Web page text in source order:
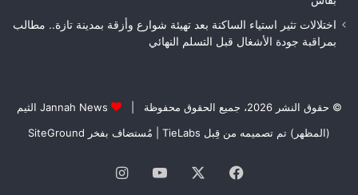
اختلالات تثير استياء الساكنة بعد تهيئة شوارع وأزقة بمدينة تازة.. مطالب
بمراقبة جودة الأشغال قبل التسلم النهائي
© حقوق النشر 2026، جميع الحقوق محفوظة |
Jannah News الثيم
(المظهر) تم تصميمه من قِبل TieLabs
| مُستضاف بفخر SiteGround
فيسبوك ‫YouTube